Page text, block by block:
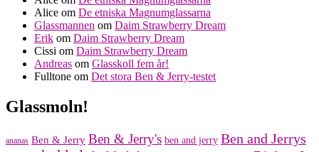
Alice om De etniska Magnumglassarna
Glassmannen om Daim Strawberry Dream
Erik om Daim Strawberry Dream
Cissi om Daim Strawberry Dream
Andreas om Glasskoll fem år!
Fulltone om Det stora Ben & Jerry-testet
Glassmoln!
ananas Ben & Jerry Ben & Jerry's ben and jerry Ben and Jerrys